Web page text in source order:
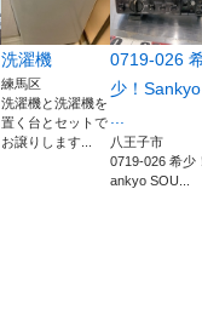
洗濯機
練馬区
洗濯機と洗濯機を
置く台とセットで
お譲りします...
0719-026
少！Sankyo
...
八王子市
0719-026 希少
ankyo SOU...